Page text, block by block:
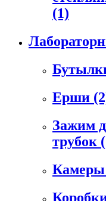
(1)
Ерши
Зажим
трубок
Камеры